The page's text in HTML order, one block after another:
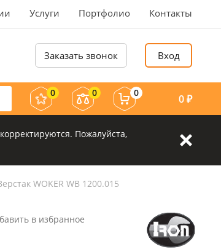
Услуги Портфолио Контакты
Заказать звонок Вход
0 0 0 0₽
Пожалуйста,
WOKER WB 1200.015
в избранное